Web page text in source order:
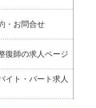
・お問合せ
復師の求人ページ
イト・パート求人